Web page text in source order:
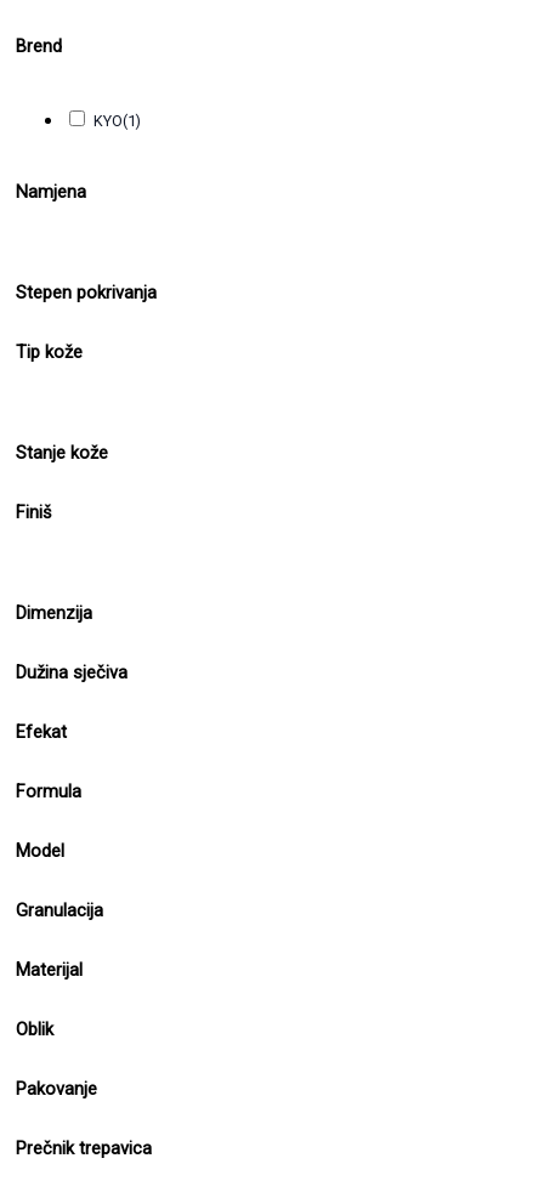
Brend
KYO(1)
Namjena
Stepen pokrivanja
Tip kože
Stanje kože
Finiš
Dimenzija
Dužina sječiva
Efekat
Formula
Model
Granulacija
Materijal
Oblik
Pakovanje
Prečnik trepavica